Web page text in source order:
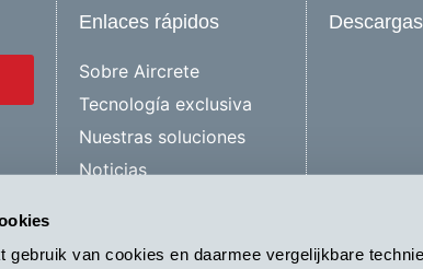
gebruik van cookies en daarmee vergelijkbare
Enlaces rápidos
Sobre Aircrete
Tecnología exclusiva
Nuestras soluciones
Noticias
Descargas